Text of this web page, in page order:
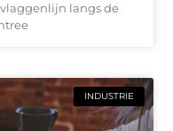
langs de
INDUSTRIE